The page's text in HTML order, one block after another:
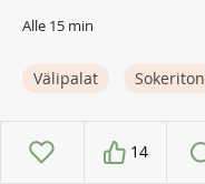
Alle 15 min
Välipalat Sokeriton
14